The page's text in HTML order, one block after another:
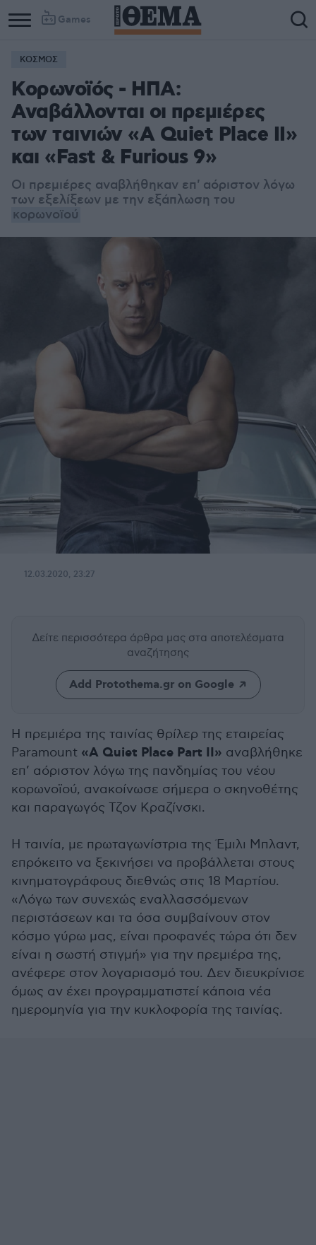
Games
ΚΟΣΜΟΣ
Kορωνοϊός - ΗΠΑ:
Αναβάλλονται οι πρεμιέρες
των ταινιών «A Quiet Place ΙΙ»
και «Fast & Furious 9»
Οι πρεμιέρες αναβλήθηκαν επ' αόριστον λόγω
των εξελίξεων με την εξάπλωση του
κορωνοϊού
12.03.2020, 23:27
Δείτε περισσότερα άρθρα μας στα αποτελέσματα
αναζήτησης
Add Protothema.gr on Google
Η πρεμιέρα της ταινίας θρίλερ της εταιρείας
Paramount «A Quiet Place Part II» αναβλήθηκε
επ’ αόριστον λόγω της πανδημίας του νέου
κορωνοϊού, ανακοίνωσε σήμερα ο σκηνοθέτης
και παραγωγός Τζον Κραζίνσκι.
Η ταινία, με πρωταγωνίστρια της Έμιλι Μπλαντ,
επρόκειτο να ξεκινήσει να προβάλλεται στους
κινηματογράφους διεθνώς στις 18 Μαρτίου.
«Λόγω των συνεχώς εναλλασσόμενων
περιστάσεων και τα όσα συμβαίνουν στον
κόσμο γύρω μας, είναι προφανές τώρα ότι δεν
είναι η σωστή στιγμή» για την πρεμιέρα της,
ανέφερε στον λογαριασμό του. Δεν διευκρίνισε
όμως αν έχει προγραμματιστεί κάποια νέα
ημερομηνία για την κυκλοφορία της ταινίας.